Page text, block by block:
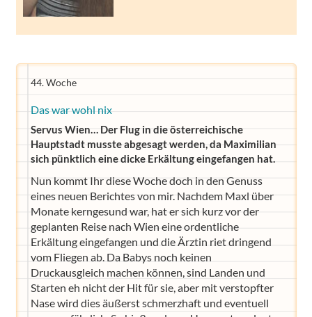
44. Woche
Das war wohl nix
Servus Wien… Der Flug in die österreichische
Hauptstadt musste abgesagt werden, da Maximilian
sich pünktlich eine dicke Erkältung eingefangen hat.
Nun kommt Ihr diese Woche doch in den Genuss
eines neuen Berichtes von mir. Nachdem Maxl über
Monate kerngesund war, hat er sich kurz vor der
geplanten Reise nach Wien eine ordentliche
Erkältung eingefangen und die Ärztin riet dringend
vom Fliegen ab. Da Babys noch keinen
Druckausgleich machen können, sind Landen und
Starten eh nicht der Hit für sie, aber mit verstopfter
Nase wird dies äußerst schmerzhaft und eventuell